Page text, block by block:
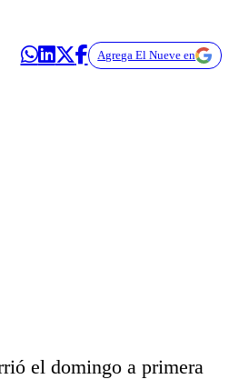
Agrega El Nueve en
el domingo a primera